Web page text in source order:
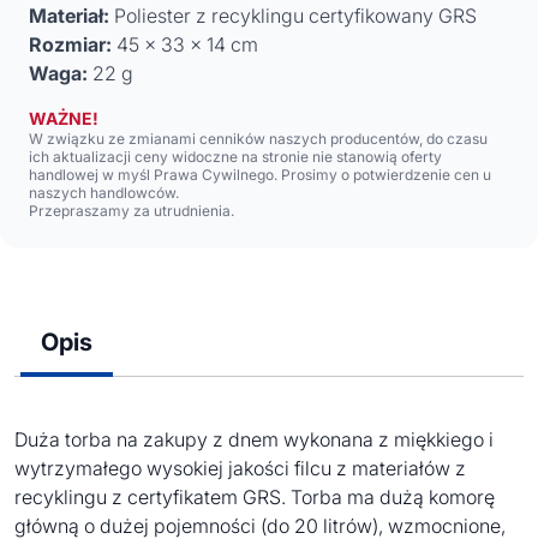
Materiał: Poliester z recyklingu certyfikowany GRS
Rozmiar: 45 x 33 x 14 cm
Waga: 22 g
WAŻNE!
W związku ze zmianami cenników naszych producentów, do czasu
ich aktualizacji ceny widoczne na stronie nie stanowią oferty
handlowej w myśl Prawa Cywilnego. Prosimy o potwierdzenie cen u
naszych handlowców.
Przepraszamy za utrudnienia.
Opis
Duża torba na zakupy z dnem wykonana z miękkiego i
wytrzymałego wysokiej jakości filcu z materiałów z
recyklingu z certyfikatem GRS. Torba ma dużą komorę
główną o dużej pojemności (do 20 litrów), wzmocnione,